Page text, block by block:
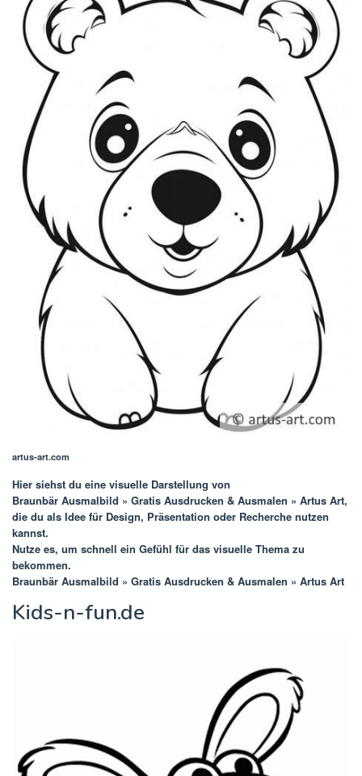
artus-art.com
Hier siehst du eine visuelle Darstellung von
Braunbär Ausmalbild » Gratis Ausdrucken & Ausmalen » Artus Art,
die du als Idee für Design, Präsentation oder Recherche nutzen
kannst.
Nutze es, um schnell ein Gefühl für das visuelle Thema zu
bekommen.
Braunbär Ausmalbild » Gratis Ausdrucken & Ausmalen » Artus Art
Kids-n-fun.de